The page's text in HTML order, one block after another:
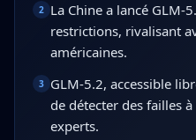
2
La Chine a lancé GLM-
restrictions, rivalisant
américaines.
3 GLM-5.2, accessible
de détecter des failles
experts.